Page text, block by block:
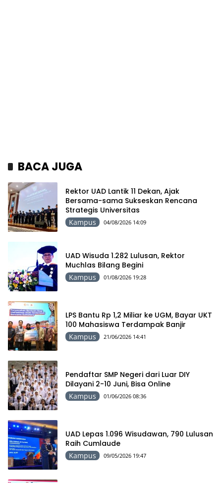
BACA JUGA
Rektor UAD Lantik 11 Dekan, Ajak
Bersama-sama Sukseskan Rencana
Strategis Universitas
Kampus 04/08/2026 14:09
UAD Wisuda 1.282 Lulusan, Rektor
Muchlas Bilang Begini
Kampus 01/08/2026 19:28
LPS Bantu Rp 1,2 Miliar ke UGM, Bayar UKT
100 Mahasiswa Terdampak Banjir
Kampus 21/06/2026 14:41
Pendaftar SMP Negeri dari Luar DIY
Dilayani 2-10 Juni, Bisa Online
Kampus 01/06/2026 08:36
UAD Lepas 1.096 Wisudawan, 790 Lulusan
Raih Cumlaude
Kampus 09/05/2026 19:47